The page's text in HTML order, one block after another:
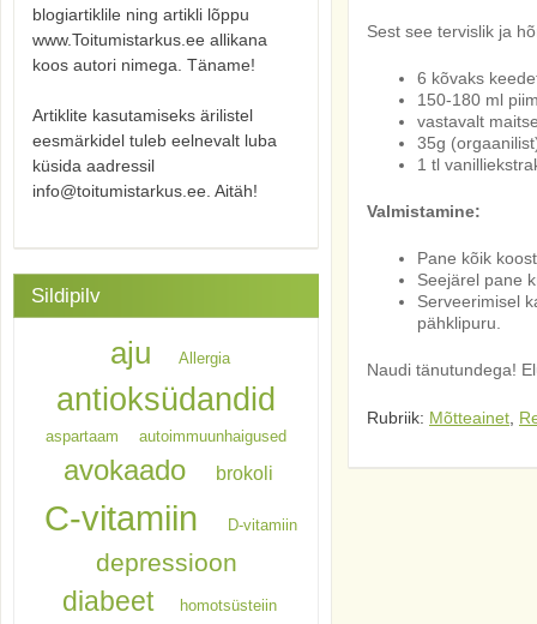
Sest see tervislik ja
6 kõvaks
150-180 ml
vastavalt
35g
1 tl
Valmistamine:
Pane kõik
Seejärel pane
Serveerimisel
pähklipuru.
Naudi tänutundega!
Rubriik: Mõtteainet,
blogiartiklile ning artikli lõppu
www.Toitumistarkus.ee allikana
koos autori nimega. Täname!
Artiklite kasutamiseks ärilistel
eesmärkidel tuleb eelnevalt luba
küsida aadressil
info@toitumistarkus.ee. Aitäh!
Sildipilv
aju Allergia
antioksüdandid
aspartaam autoimmuunhaigused
avokaado brokoli
C-vitamiin D-vitamiin
depressioon
diabeet homotsüsteiin